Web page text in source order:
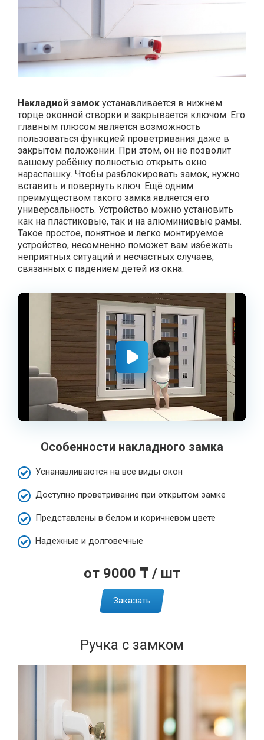
Накладной замок устанавливается в нижнем
торце оконной створки и закрывается ключом. Его
главным плюсом является возможность
пользоваться функцией проветривания даже в
закрытом положении. При этом, он не позволит
вашему ребёнку полностью открыть окно
нараспашку. Чтобы разблокировать замок, нужно
вставить и повернуть ключ. Ещё одним
преимуществом такого замка является его
универсальность. Устройство можно установить
как на пластиковые, так и на алюминиевые рамы.
Такое простое, понятное и легко монтируемое
устройство, несомненно поможет вам избежать
неприятных ситуаций и несчастных случаев,
связанных с падением детей из окна.
Особенности накладного замка
Уснанавливаются на все виды окон
Доступно проветривание при открытом замке
Представлены в белом и коричневом цвете
Надежные и долговечные
от 9000 ₸ / шт
Заказать
Ручка с замком